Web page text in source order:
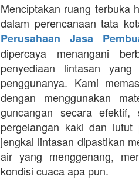
Menciptakan ruang terbuka
dalam perencanaan tata
Perusahaan Jasa
dipercaya menangani
penyediaan lintasan
penggunanya. Kami
dengan menggunakan
guncangan secara efektif,
pergelangan kaki dan
jengkal lintasan dipastikan
air yang menggenang,
kondisi cuaca apa pun.